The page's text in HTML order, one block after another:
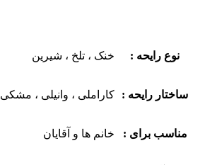
نوع رایحه : خنک ، تلخ ، شیرین
ساختار رایحه : کاراملی ، وانیلی ، مشکی
مناسب برای : خانم ها و آقایان